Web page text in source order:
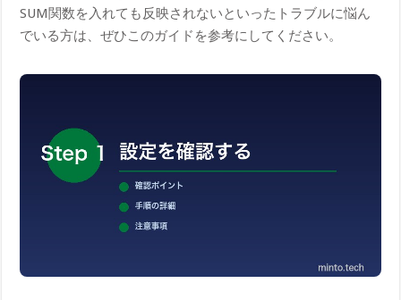
SUM関数を入れても反映されないといったトラブルに悩ん
でいる方は、ぜひこのガイドを参考にしてください。